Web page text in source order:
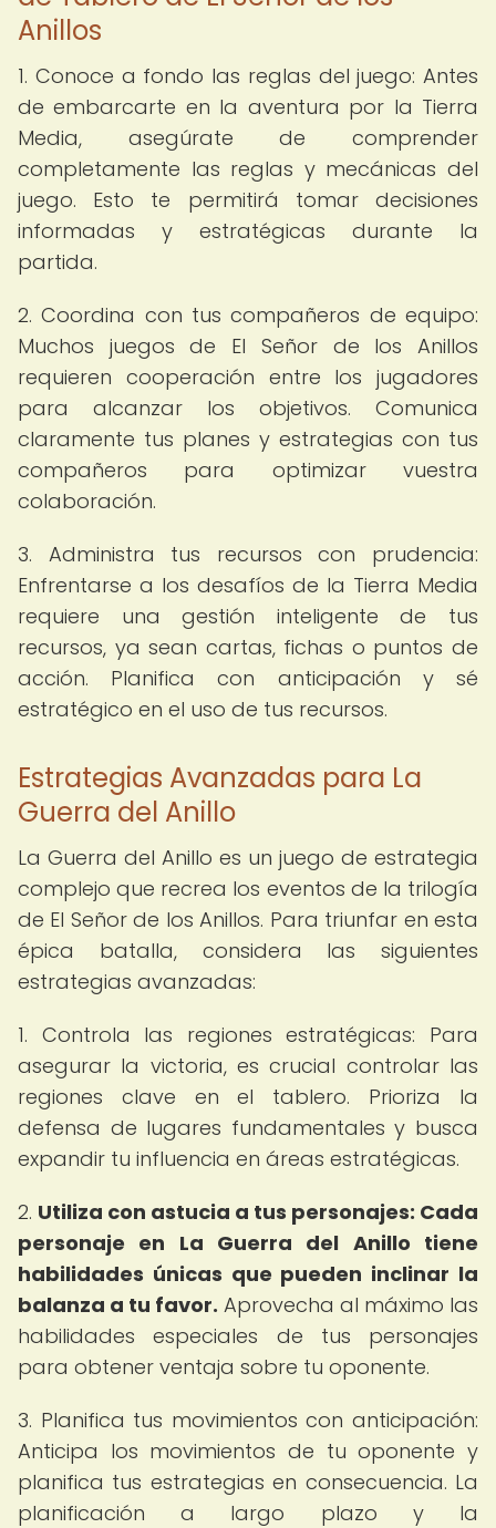
Anillos
1. Conoce a fondo las reglas del juego: Antes
de embarcarte en la aventura por la Tierra
Media, asegúrate de comprender
completamente las reglas y mecánicas del
juego. Esto te permitirá tomar decisiones
informadas y estratégicas durante la
partida.
2. Coordina con tus compañeros de equipo:
Muchos juegos de El Señor de los Anillos
requieren cooperación entre los jugadores
para alcanzar los objetivos. Comunica
claramente tus planes y estrategias con tus
compañeros para optimizar vuestra
colaboración.
3. Administra tus recursos con prudencia:
Enfrentarse a los desafíos de la Tierra Media
requiere una gestión inteligente de tus
recursos, ya sean cartas, fichas o puntos de
acción. Planifica con anticipación y sé
estratégico en el uso de tus recursos.
Estrategias Avanzadas para La
Guerra del Anillo
La Guerra del Anillo es un juego de estrategia
complejo que recrea los eventos de la trilogía
de El Señor de los Anillos. Para triunfar en esta
épica batalla, considera las siguientes
estrategias avanzadas:
1. Controla las regiones estratégicas: Para
asegurar la victoria, es crucial controlar las
regiones clave en el tablero. Prioriza la
defensa de lugares fundamentales y busca
expandir tu influencia en áreas estratégicas.
2. Utiliza con astucia a tus personajes: Cada
personaje en La Guerra del Anillo tiene
habilidades únicas que pueden inclinar la
balanza a tu favor. Aprovecha al máximo las
habilidades especiales de tus personajes
para obtener ventaja sobre tu oponente.
3. Planifica tus movimientos con anticipación:
Anticipa los movimientos de tu oponente y
planifica tus estrategias en consecuencia. La
planificación a largo plazo y la